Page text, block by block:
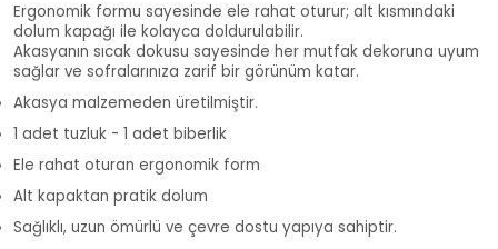
Ergonomik formu sayesinde ele rahat oturur; alt kısmındaki
dolum kapağı ile kolayca doldurulabilir.
Akasyanın sıcak dokusu sayesinde her mutfak dekoruna uyum
sağlar ve sofralarınıza zarif bir görünüm katar.
Akasya malzemeden üretilmiştir.
1 adet tuzluk - 1 adet biberlik
Ele rahat oturan ergonomik form
Alt kapaktan pratik dolum
Sağlıklı, uzun ömürlü ve çevre dostu yapıya sahiptir.